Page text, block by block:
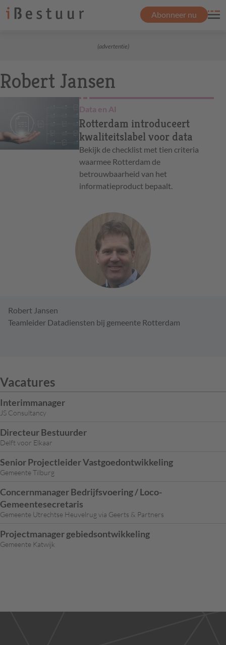
Abonneer nu
(advertentie)
Robert Jansen
Data en AI
Rotterdam introduceert
kwaliteitslabel voor data
Bekijk de checklist met tien criteria
waarmee Rotterdam de
betrouwbaarheid van het
informatieproduct bepaalt.
Robert Jansen
Teamleider Datadiensten bij gemeente Rotterdam
Vacatures
Interimmanager
JS Consultancy
Directeur Bestuurder
Delft voor Elkaar
Senior Projectleider Vastgoedontwikkeling
Gemeente Tilburg
Concernmanager Bedrijfsvoering / Loco-
Gemeentesecretaris
Gemeente Utrechtse Heuvelrug via Geerts & Partners
Projectmanager gebiedsontwikkeling
Gemeente Katwijk